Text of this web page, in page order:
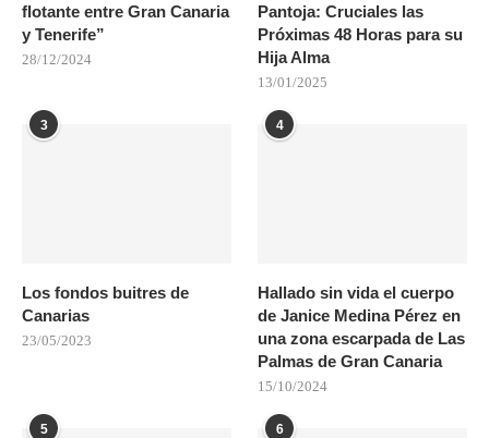
flotante entre Gran Canaria
y Tenerife”
28/12/2024
Pantoja: Cruciales las
Próximas 48 Horas para su
Hija Alma
13/01/2025
3
Los fondos buitres de
Canarias
23/05/2023
4
Hallado sin vida el cuerpo
de Janice Medina Pérez en
una zona escarpada de Las
Palmas de Gran Canaria
15/10/2024
5 6